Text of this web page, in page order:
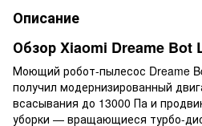
Описание
Обзор Xiaomi Dreame Bot
Моющий робот-пылесос Dreame
получил модернизированный
всасывания до 13000 Па и
уборки — вращающиеся турбо-